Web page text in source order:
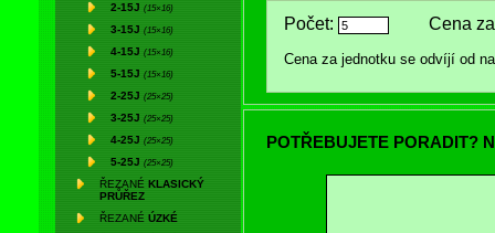
2-15J (15×16)
3-15J (15×16)
4-15J (15×16)
5-15J (15×16)
2-25J (25×25)
3-25J (25×25)
4-25J (25×25)
5-25J (25×25)
ŘEZANÉ KLASICKÝ
PRŮŘEZ
ŘEZANÉ ÚZKÉ
Počet: Cena za
Cena za jednotku se odvíjí od
POTŘEBUJETE PORADIT?